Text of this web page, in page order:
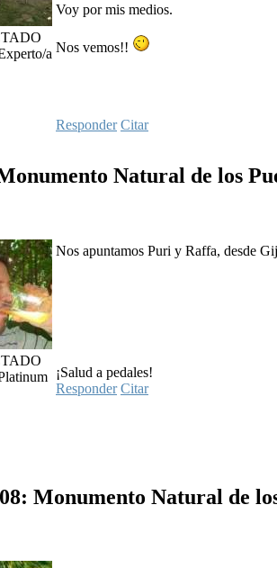
a
Voy por mis medios.
Nos vemos!!
Responder Citar
Natural de los
Nos apuntamos Puri y Raffa, desde
¡Salud a pedales!
Responder Citar
Monumento Natural de